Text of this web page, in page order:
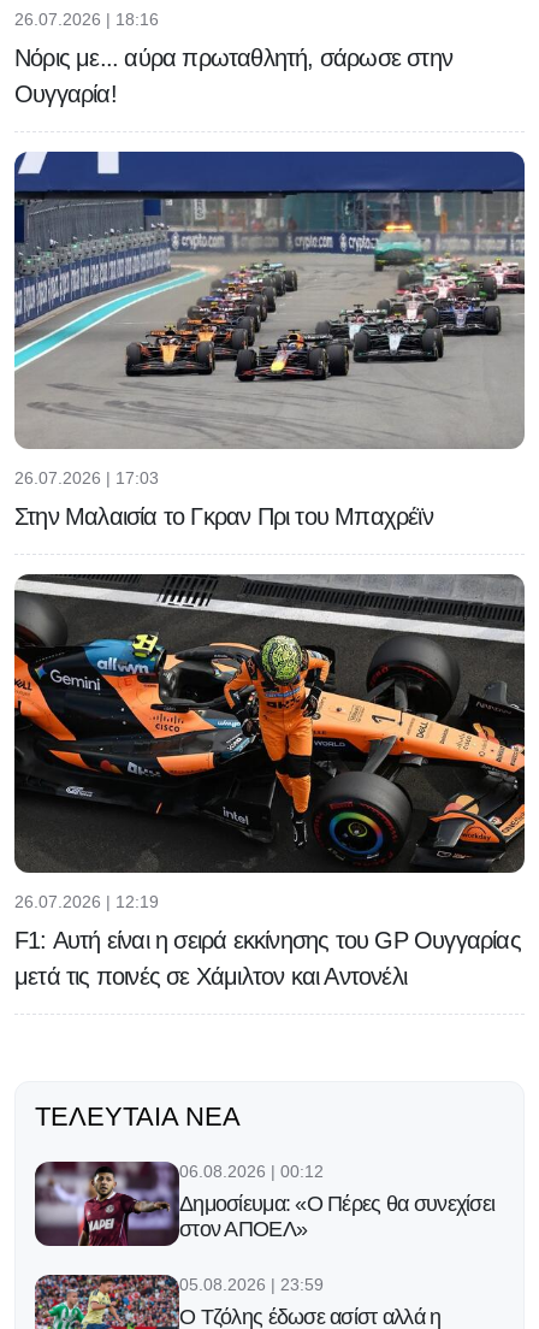
26.07.2026 | 18:16
Νόρις με... αύρα πρωταθλητή, σάρωσε στην
Ουγγαρία!
26.07.2026 | 17:03
Στην Μαλαισία το Γκραν Πρι του Μπαχρέϊν
26.07.2026 | 12:19
F1: Αυτή είναι η σειρά εκκίνησης του GP Ουγγαρίας
μετά τις ποινές σε Χάμιλτον και Αντονέλι
ΤΕΛΕΥΤΑΊΑ ΝΈΑ
06.08.2026 | 00:12
Δημοσίευμα: «Ο Πέρες θα συνεχίσει
στον ΑΠΟΕΛ»
05.08.2026 | 23:59
Ο Τζόλης έδωσε ασίστ αλλά η